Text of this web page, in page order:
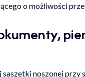
o możliwości
noszonej przy